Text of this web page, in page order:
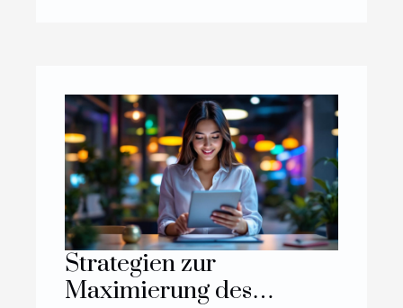
Strategien zur
Maximierung des